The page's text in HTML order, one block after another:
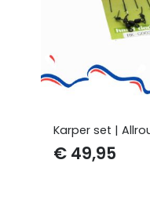
Karper set |
€ 49,95